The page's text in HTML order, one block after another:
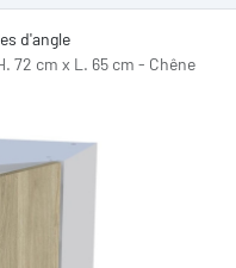
d'angle
72 cm x L. 65 cm - Chêne